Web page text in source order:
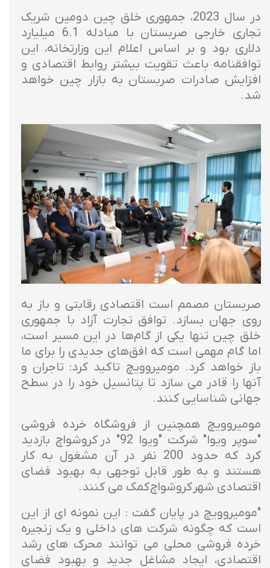
در سال 2023، جمهوری خلق چین دومین شریک
تجاری خارجی صربستان با مبادله 6.1 میلیارد
دلاری بود و بر اساس اعلام این وزارتخانه، این
توافقنامه باعث تقویت بیشتر روابط اقتصادی و
افزایش صادرات صربستان به بازار چین خواهد
شد.
صربستان مصمم است اقتصادی رقابتی و باز به
روی جهان بسازد. توافق تجارت آزاد با جمهوری
خلق چین تنها یکی از گام‌ها در این مسیر است،
اما گام مهمی است که افق‌های جدیدی را برای ما
باز خواهد کرد. مومیروویچ تاکید کرد: تاجران و
آنها را قادر می سازد تا پتانسیل خود را در سطح
جهانی شناسایی کنند.
مومیروویچ همچنین از فروشگاه خرده فروشی
"سوپر ویوا" شرکت "ویوا 92" در کروشواچ بازدید
کرد که حدود 200 نفر در آن مشغول به کار
هستند و به طور قابل توجهی به بهبود فضای
اقتصادی شهر کروشواچ کمک می کنند.
"مومیروویچ در پایان گفت : این نمونه ای از این
است که چگونه شرکت های داخلی و یک زنجیره
خرده فروشی محلی می توانند محرک های رشد
اقتصادی، ایجاد مشاغل جدید و بهبود فضای